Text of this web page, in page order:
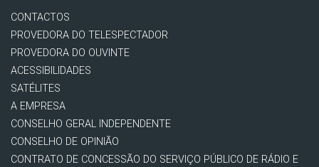
CONTACTOS
PROVEDORA DO TELESPECTADOR
PROVEDORA DO OUVINTE
ACESSIBILIDADES
SATÉLITES
A EMPRESA
CONSELHO GERAL INDEPENDENTE
CONSELHO DE OPINIÃO
CONTRATO DE CONCESSÃO DO SERVIÇO PÚBLICO DE RÁDIO E